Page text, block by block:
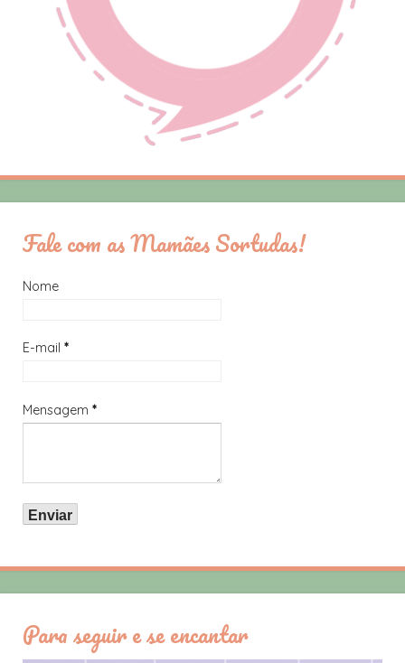
Fale com as Mamães Sortudas!
Nome
E-mail *
Mensagem *
Para seguir e se encantar